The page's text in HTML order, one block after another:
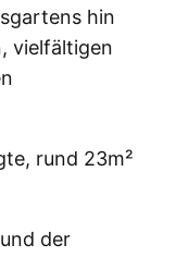
hin
vielfältigen
rund 23m²
der